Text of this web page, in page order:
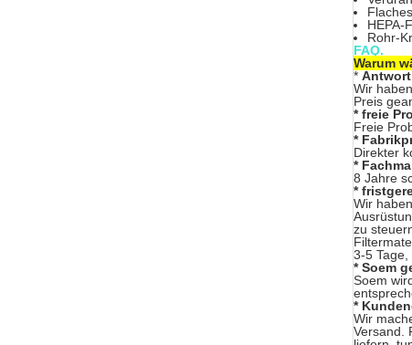
HEPA-
Rohr-
FAQ.
Warum
*
Wir
Preis
* freie
Freie
*
Direkter
*
8 Jahre
*
Wir
zu
3-5
* Soem
Soem
*
Wir
Versand.